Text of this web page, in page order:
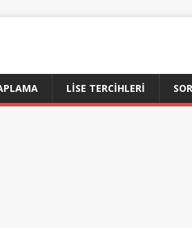
LİSE TERCİHLERİ